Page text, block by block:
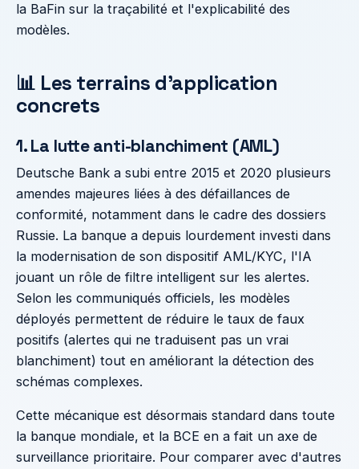
la BaFin sur la traçabilité et l'explicabilité des
modèles.
📊 Les terrains d'application
concrets
1. La lutte anti-blanchiment (AML)
Deutsche Bank a subi entre 2015 et 2020 plusieurs
amendes majeures liées à des défaillances de
conformité, notamment dans le cadre des dossiers
Russie. La banque a depuis lourdement investi dans
la modernisation de son dispositif AML/KYC, l'IA
jouant un rôle de filtre intelligent sur les alertes.
Selon les communiqués officiels, les modèles
déployés permettent de réduire le taux de faux
positifs (alertes qui ne traduisent pas un vrai
blanchiment) tout en améliorant la détection des
schémas complexes.
Cette mécanique est désormais standard dans toute
la banque mondiale, et la BCE en a fait un axe de
surveillance prioritaire. Pour comparer avec d'autres